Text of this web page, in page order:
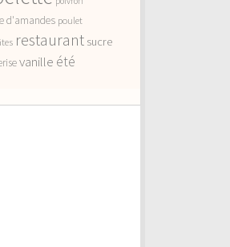
d'amandes poulet
restaurant sucre
vanille été